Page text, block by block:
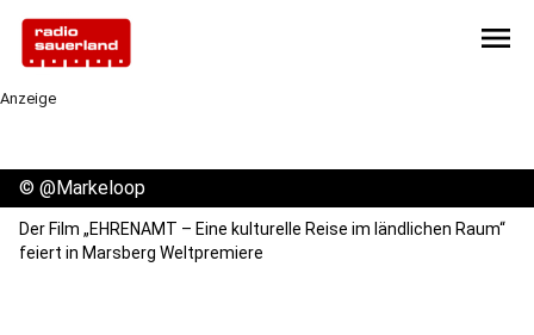
menu
Anzeige
© @Markeloop
Der Film „EHRENAMT – Eine kulturelle Reise im ländlichen Raum“
feiert in Marsberg Weltpremiere